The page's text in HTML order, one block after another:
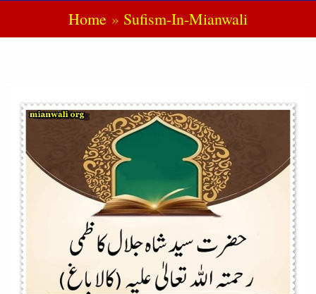
Home Sufism-In-Mianwali